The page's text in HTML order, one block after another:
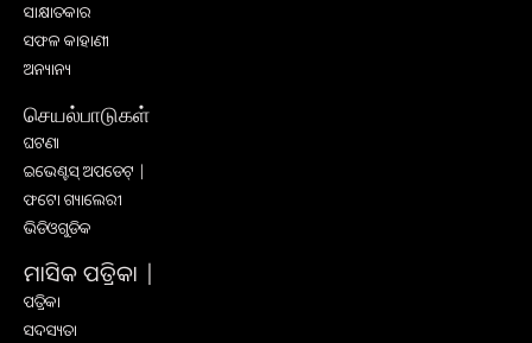
ସାକ୍ଷାତକାର
ସଫଳ କାହାଣୀ
ଅନ୍ୟାନ୍ୟ
செயல்பாடுகள்
ଘଟଣା
ଇଭେଣ୍ଟସ୍ ଅପଡେଟ୍ |
ଫଟୋ ଗ୍ୟାଲେରୀ
ଭିଡିଓଗୁଡିକ
ମାସିକ ପତ୍ରିକା |
ପତ୍ରିକା
ସଦସ୍ୟତା